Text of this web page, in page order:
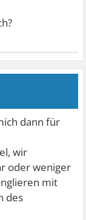
dann für
wir
oder weniger
mit
des